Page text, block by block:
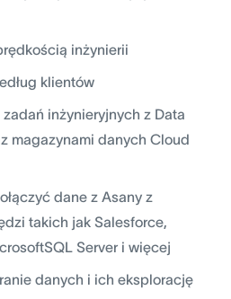
inżynierii
klientów
zadań inżynieryjnych z Data
magazynami danych Cloud
dane z Asany z
takich jak Salesforce,
Server i więcej
danych i ich eksplorację